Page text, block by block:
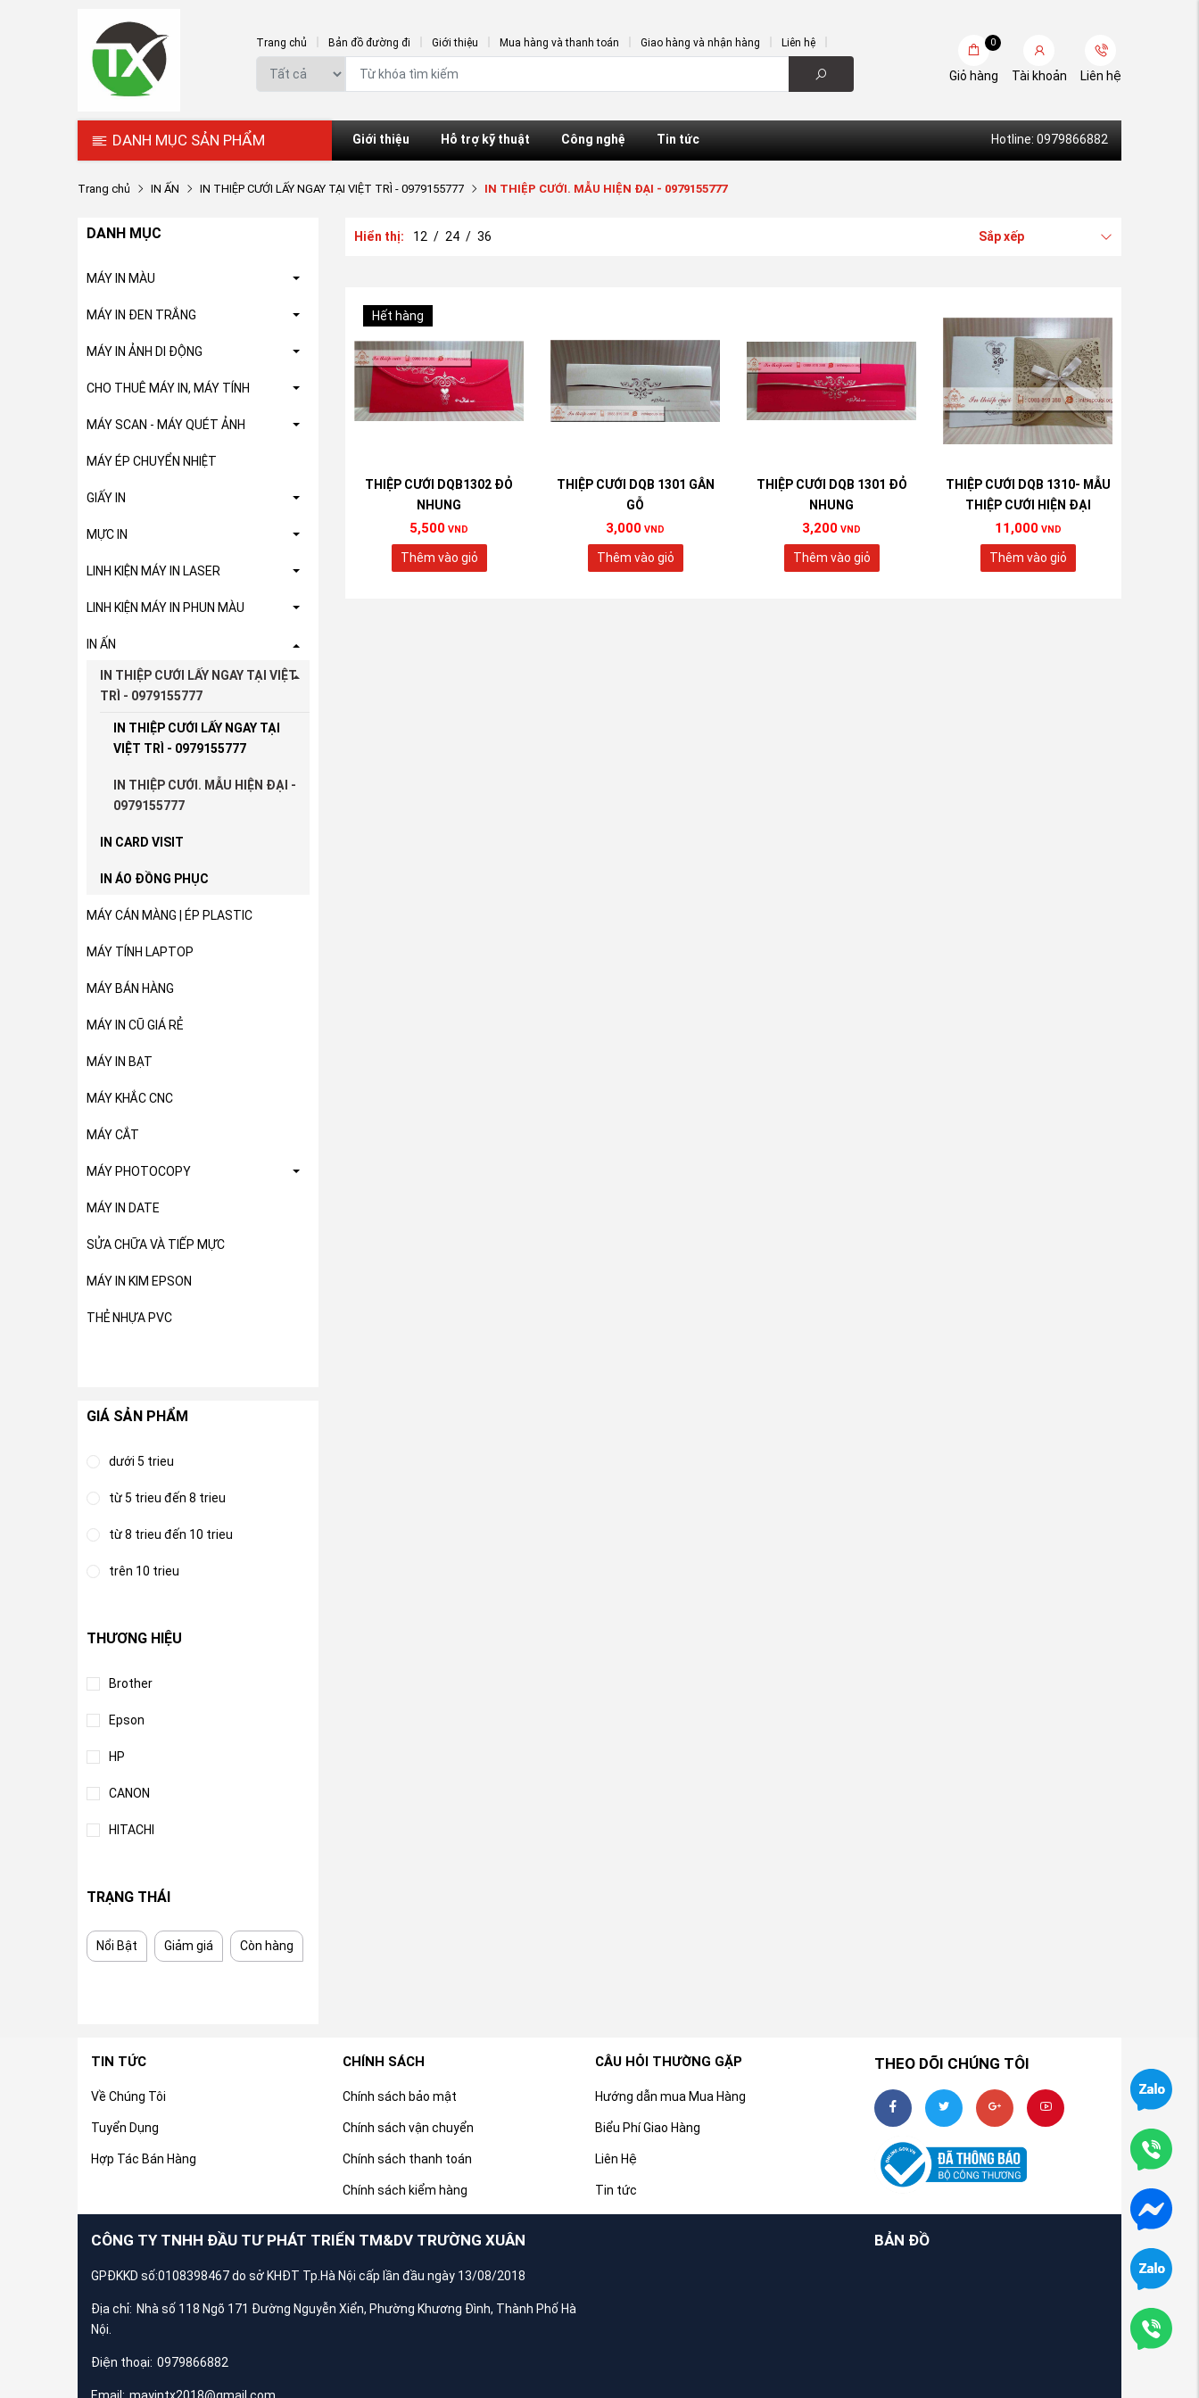
Trang chủ Bản đồ đường đi Giới thiệu Mua hàng và thanh toán Giao hàng và nhận hàng Liên hệ 0
Giỏ hàng Tài khoản Liên hệ
DANH MỤC SẢN PHẨM Giới thiệu Hỗ trợ kỹ thuật Công nghệ Tin tức Hotline: 0979866882
Trang chủ IN ẤN IN THIỆP CƯỚI LẤY NGAY TẠI VIỆT TRÌ - 0979155777 IN THIỆP CƯỚI. MẪU HIỆN ĐẠI - 0979155777
DANH MỤC
MÁY IN MÀU
MÁY IN ĐEN TRẮNG
MÁY IN ẢNH DI ĐỘNG
CHO THUÊ MÁY IN, MÁY TÍNH
MÁY SCAN - MÁY QUÉT ẢNH
MÁY ÉP CHUYỂN NHIỆT
GIẤY IN
MỰC IN
LINH KIỆN MÁY IN LASER
LINH KIỆN MÁY IN PHUN MÀU
IN ẤN
IN THIỆP CƯỚI LẤY NGAY TẠI VIỆT
TRÌ - 0979155777
IN THIỆP CƯỚI LẤY NGAY TẠI
VIỆT TRÌ - 0979155777
IN THIỆP CƯỚI. MẪU HIỆN ĐẠI -
0979155777
IN CARD VISIT
IN ÁO ĐỒNG PHỤC
MÁY CÁN MÀNG | ÉP PLASTIC
MÁY TÍNH LAPTOP
MÁY BÁN HÀNG
MÁY IN CŨ GIÁ RẺ
MÁY IN BẠT
MÁY KHẮC CNC
MÁY CẮT
MÁY PHOTOCOPY
MÁY IN DATE
SỬA CHỮA VÀ TIẾP MỰC
MÁY IN KIM EPSON
THẺ NHỰA PVC
GIÁ SẢN PHẨM
dưới 5 trieu
từ 5 trieu đến 8 trieu
từ 8 trieu đến 10 trieu
trên 10 trieu
THƯƠNG HIỆU
Brother
Epson
HP
CANON
HITACHI
TRẠNG THÁI
Nổi Bật Giảm giá Còn hàng
Hiển thị: 12 / 24 / 36 Sắp xếp
Hết hàng
THIỆP CƯỚI DQB1302 ĐỎ
NHUNG
5,500 VND
Thêm vào giỏ
THIỆP CƯỚI DQB 1301 GÂN
GỖ
3,000 VND
Thêm vào giỏ
THIỆP CƯỚI DQB 1301 ĐỎ
NHUNG
3,200 VND
Thêm vào giỏ
THIỆP CƯỚI DQB 1310- MẪU
THIỆP CƯỚI HIỆN ĐẠI
11,000 VND
Thêm vào giỏ
TIN TỨC
Về Chúng Tôi
Tuyển Dụng
Hợp Tác Bán Hàng
CHÍNH SÁCH
Chính sách bảo mật
Chính sách vận chuyển
Chính sách thanh toán
Chính sách kiểm hàng
CÂU HỎI THƯỜNG GẶP
Hướng dẫn mua Mua Hàng
Biểu Phí Giao Hàng
Liên Hệ
Tin tức
THEO DÕI CHÚNG TÔI
CÔNG TY TNHH ĐẦU TƯ PHÁT TRIỂN TM&DV TRƯỜNG XUÂN
GPĐKKD số:0108398467 do sở KHĐT Tp.Hà Nội cấp lần đầu ngày 13/08/2018
Địa chỉ: Nhà số 118 Ngõ 171 Đường Nguyễn Xiển, Phường Khương Đình, Thành Phố Hà
Nội.
Điện thoại: 0979866882
BẢN ĐỒ